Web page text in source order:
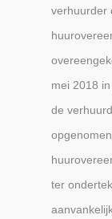
verhuurder
mei 2018
de
ter